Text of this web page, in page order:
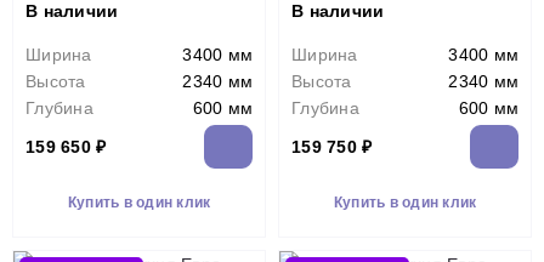
В наличии
Ширина
3400 мм
Высота
2340 мм
Глубина
600 мм
159 650 ₽
Купить в один клик
В наличии
Ширина
3400 мм
Высота
2340 мм
Глубина
600 мм
159 750 ₽
Купить в один клик